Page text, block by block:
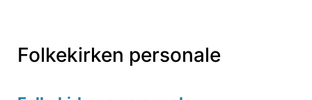
Folkekirken personale